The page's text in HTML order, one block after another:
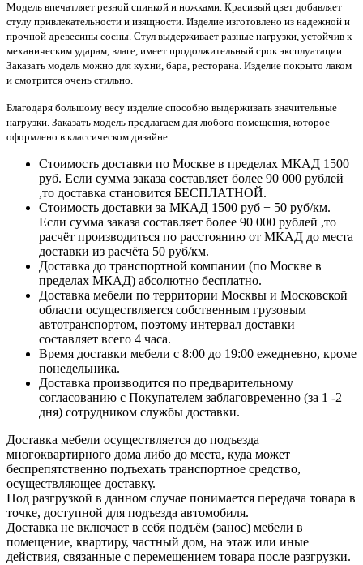
Модель впечатляет резной спинкой и ножками. Красивый цвет добавляет
стулу привлекательности и изящности. Изделие изготовлено из надежной и
прочной древесины сосны. Стул выдерживает разные нагрузки, устойчив к
механическим ударам, влаге, имеет продолжительный срок эксплуатации.
Заказать модель можно для кухни, бара, ресторана. Изделие покрыто лаком
и смотрится очень стильно.
Благодаря большому весу изделие способно выдерживать значительные
нагрузки. Заказать модель предлагаем для любого помещения, которое
оформлено в классическом дизайне.
Стоимость доставки по Москве в пределах МКАД 1500
руб. Если сумма заказа составляет более 90 000 рублей
,то доставка становится БЕСПЛАТНОЙ.
Стоимость доставки за МКАД 1500 руб + 50 руб/км.
Если сумма заказа составляет более 90 000 рублей ,то
расчёт производиться по расстоянию от МКАД до места
доставки из расчёта 50 руб/км.
Доставка до транспортной компании (по Москве в
пределах МКАД) абсолютно бесплатно.
Доставка мебели по территории Москвы и Московской
области осуществляется собственным грузовым
автотранспортом, поэтому интервал доставки
составляет всего 4 часа.
Время доставки мебели с 8:00 до 19:00 ежедневно, кроме
понедельника.
Доставка производится по предварительному
согласованию с Покупателем заблаговременно (за 1 -2
дня) сотрудником службы доставки.
Доставка мебели осуществляется до подъезда
многоквартирного дома либо до места, куда может
беспрепятственно подъехать транспортное средство,
осуществляющее доставку.
Под разгрузкой в данном случае понимается передача товара в
точке, доступной для подъезда автомобиля.
Доставка не включает в себя подъём (занос) мебели в
помещение, квартиру, частный дом, на этаж или иные
действия, связанные с перемещением товара после разгрузки.